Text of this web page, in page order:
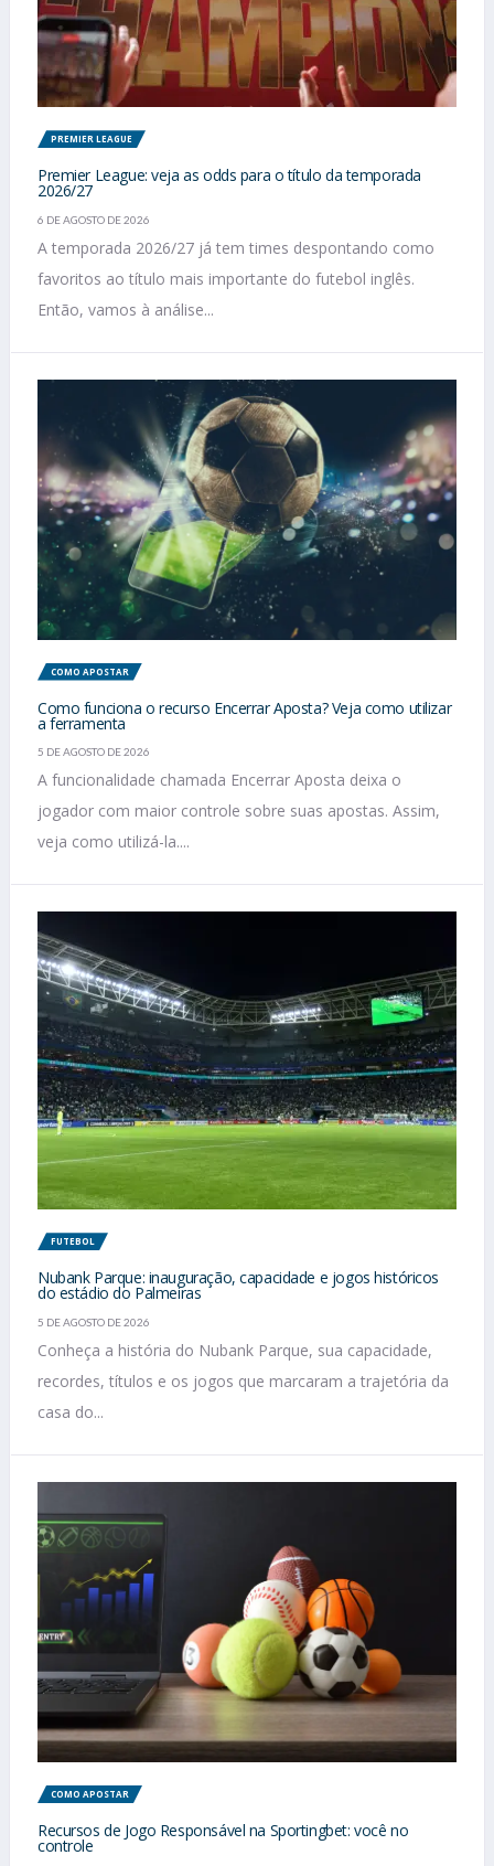
PREMIER LEAGUE
Premier League: veja as odds para o título da temporada
2026/27
6 DE AGOSTO DE 2026
A temporada 2026/27 já tem times despontando como
favoritos ao título mais importante do futebol inglês.
Então, vamos à análise...
COMO APOSTAR
Como funciona o recurso Encerrar Aposta? Veja como utilizar
a ferramenta
5 DE AGOSTO DE 2026
A funcionalidade chamada Encerrar Aposta deixa o
jogador com maior controle sobre suas apostas. Assim,
veja como utilizá-la....
FUTEBOL
Nubank Parque: inauguração, capacidade e jogos históricos
do estádio do Palmeiras
5 DE AGOSTO DE 2026
Conheça a história do Nubank Parque, sua capacidade,
recordes, títulos e os jogos que marcaram a trajetória da
casa do...
COMO APOSTAR
Recursos de Jogo Responsável na Sportingbet: você no
controle